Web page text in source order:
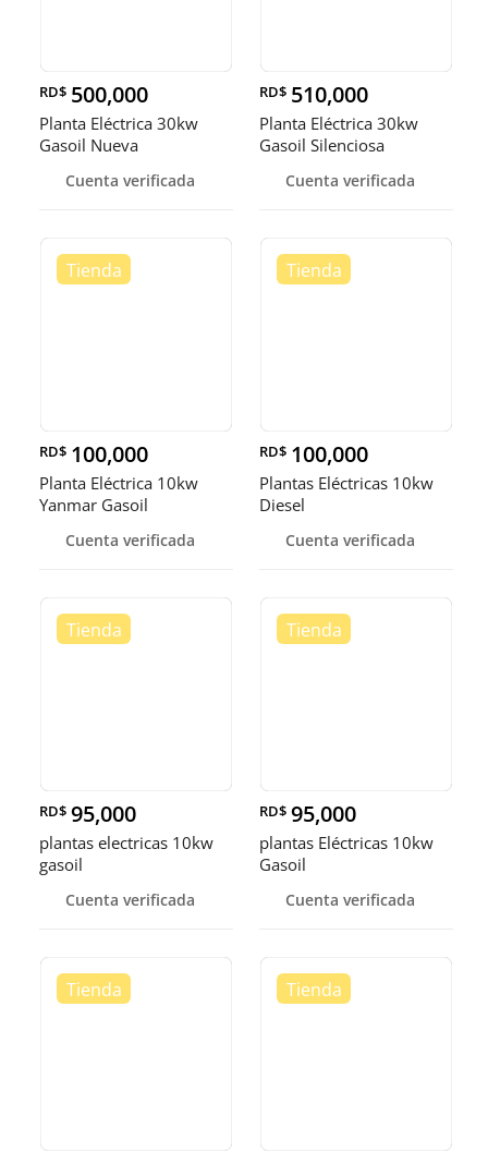
RD$ 500,000
Planta Eléctrica 30kw
Gasoil Nueva
Cuenta verificada
RD$ 510,000
Planta Eléctrica 30kw
Gasoil Silenciosa
Cuenta verificada
RD$ 100,000
Planta Eléctrica 10kw
Yanmar Gasoil
Cuenta verificada
RD$ 100,000
Plantas Eléctricas 10kw
Diesel
Cuenta verificada
RD$ 95,000
plantas electricas 10kw
gasoil
Cuenta verificada
RD$ 95,000
plantas Eléctricas 10kw
Gasoil
Cuenta verificada